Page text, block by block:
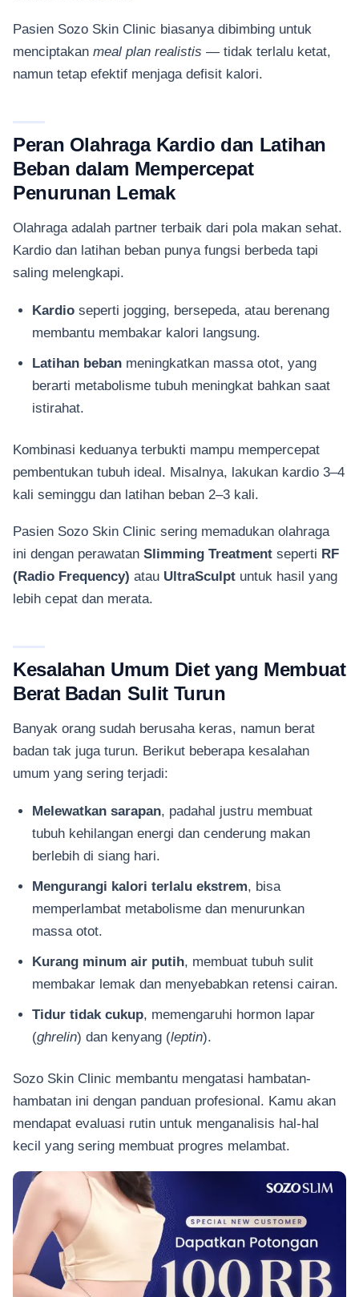
Pasien Sozo Skin Clinic biasanya dibimbing untuk
menciptakan meal plan realistis — tidak terlalu ketat,
namun tetap efektif menjaga defisit kalori.
Peran Olahraga Kardio dan Latihan
Beban dalam Mempercepat
Penurunan Lemak
Olahraga adalah partner terbaik dari pola makan sehat.
Kardio dan latihan beban punya fungsi berbeda tapi
saling melengkapi.
Kardio seperti jogging, bersepeda, atau berenang
membantu membakar kalori langsung.
Latihan beban meningkatkan massa otot, yang
berarti metabolisme tubuh meningkat bahkan saat
istirahat.
Kombinasi keduanya terbukti mampu mempercepat
pembentukan tubuh ideal. Misalnya, lakukan kardio 3–4
kali seminggu dan latihan beban 2–3 kali.
Pasien Sozo Skin Clinic sering memadukan olahraga
ini dengan perawatan Slimming Treatment seperti RF
(Radio Frequency) atau UltraSculpt untuk hasil yang
lebih cepat dan merata.
Kesalahan Umum Diet yang Membuat
Berat Badan Sulit Turun
Banyak orang sudah berusaha keras, namun berat
badan tak juga turun. Berikut beberapa kesalahan
umum yang sering terjadi:
Melewatkan sarapan, padahal justru membuat
tubuh kehilangan energi dan cenderung makan
berlebih di siang hari.
Mengurangi kalori terlalu ekstrem, bisa
memperlambat metabolisme dan menurunkan
massa otot.
Kurang minum air putih, membuat tubuh sulit
membakar lemak dan menyebabkan retensi cairan.
Tidur tidak cukup, memengaruhi hormon lapar
(ghrelin) dan kenyang (leptin).
Sozo Skin Clinic membantu mengatasi hambatan-
hambatan ini dengan panduan profesional. Kamu akan
mendapat evaluasi rutin untuk menganalisis hal-hal
kecil yang sering membuat progres melambat.